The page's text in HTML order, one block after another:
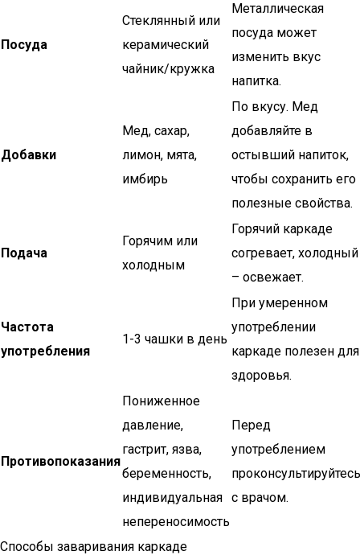
Посуда
Стеклянный или
керамический
чайник/кружка
Металлическая
посуда может
изменить вкус
напитка.
Добавки
Мед, сахар,
лимон, мята,
имбирь
По вкусу. Мед
добавляйте в
остывший напиток,
чтобы сохранить его
полезные свойства.
Подача
Горячим или
холодным
Горячий каркаде
согревает, холодный
– освежает.
Частота
употребления
1-3 чашки в день
При умеренном
употреблении
каркаде полезен для
здоровья.
Противопоказания
Пониженное
давление,
гастрит, язва,
беременность,
индивидуальная
непереносимость
Перед
употреблением
проконсультируйтесь
с врачом.
Способы заваривания каркаде